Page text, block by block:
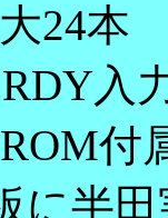
24本
RDY入
付
に半